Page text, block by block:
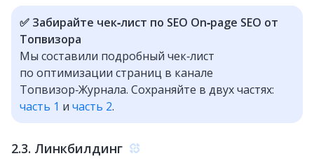
✅ Забирайте чек‑лист по SEO On‑page SEO от
Топвизора
Мы составили подробный чек‑лист
по оптимизации страниц в канале
Топвизор‑Журнала. Сохраняйте в двух частях:
часть 1 и часть 2.
2.3. Линкбилдинг